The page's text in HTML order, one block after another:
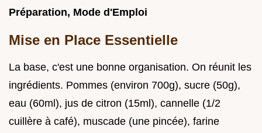
Préparation, Mode d'Emploi
Mise en Place Essentielle
La base, c'est une bonne organisation. On réunit les
ingrédients. Pommes (environ 700g), sucre (50g),
eau (60ml), jus de citron (15ml), cannelle (1/2
cuillère à café), muscade (une pincée), farine